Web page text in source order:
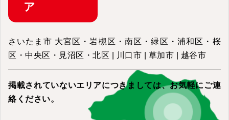
ア
さいたま市 大宮区・岩槻区・南区・緑区・浦和区・桜
区・中央区・見沼区・北区 | 川口市 | 草加市 | 越谷市
掲載されていないエリアにつきましては、お気軽にご連
絡ください。